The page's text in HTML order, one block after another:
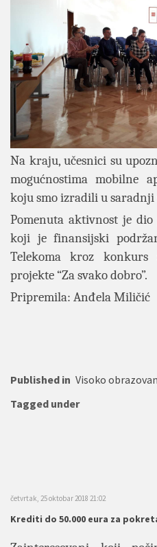
Na kraju, učesnici su
mogućnostima mobilne
koju smo izradili u saradnji
Pomenuta aktivnost je dio
koji je finansijski
Telekoma kroz konkurs
projekte “Za svako dobro”.
Pripremila: Anđela Miličić
Published in Visoko
Tagged under
četvrtak, 25 oktobar 2018 21:02
Krediti do 50.000 eura za